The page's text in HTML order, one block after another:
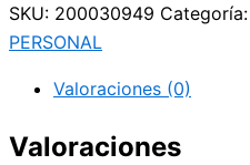
SKU: 200030949 Categoría:
PERSONAL
Valoraciones (0)
Valoraciones